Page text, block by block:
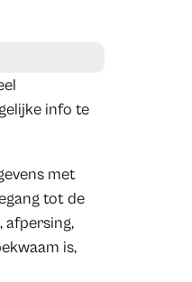
info te
met
tot de
afpersing,
is,